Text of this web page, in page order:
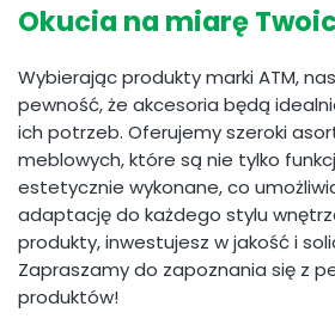
Okucia na miarę
Wybierając produkty marki ATM,
pewność, że akcesoria będą
ich potrzeb. Oferujemy szeroki
meblowych, które są nie tylko
estetycznie wykonane, co
adaptację do każdego stylu
produkty, inwestujesz w jakość i
Zapraszamy do zapoznania się z
produktów!